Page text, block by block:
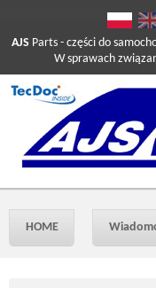
AJS Parts - części do
W sprawach
HOME